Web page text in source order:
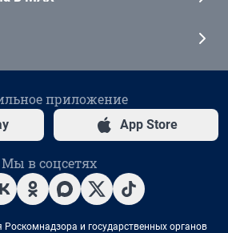
приложение
App Store
Мы в соцсетях
и государственных органов